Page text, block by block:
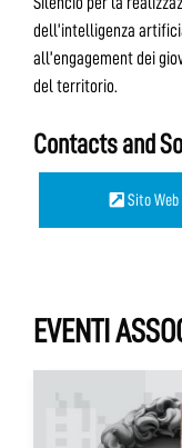
dell’intelligenza
all’engagement dei
del territorio.
Contacts and
Sito Web
EVENTI